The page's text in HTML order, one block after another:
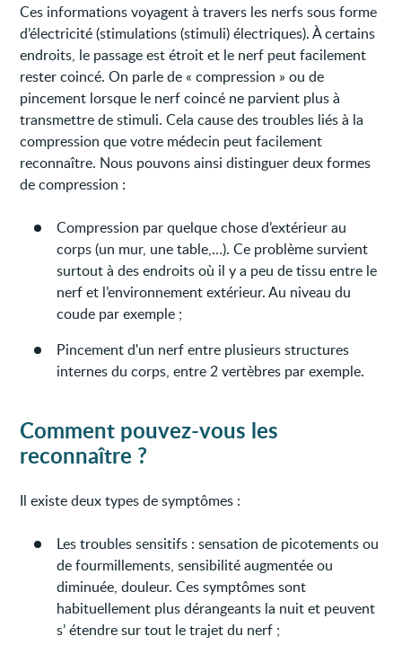
Ces informations voyagent à travers les nerfs sous forme
d’électricité (stimulations (stimuli) électriques). À certains
endroits, le passage est étroit et le nerf peut facilement
rester coincé. On parle de « compression » ou de
pincement lorsque le nerf coincé ne parvient plus à
transmettre de stimuli. Cela cause des troubles liés à la
compression que votre médecin peut facilement
reconnaître. Nous pouvons ainsi distinguer deux formes
de compression :
Compression par quelque chose d’extérieur au
corps (un mur, une table,…). Ce problème survient
surtout à des endroits où il y a peu de tissu entre le
nerf et l’environnement extérieur. Au niveau du
coude par exemple ;
Pincement d'un nerf entre plusieurs structures
internes du corps, entre 2 vertèbres par exemple.
Comment pouvez-vous les
reconnaître ?
Il existe deux types de symptômes :
Les troubles sensitifs : sensation de picotements ou
de fourmillements, sensibilité augmentée ou
diminuée, douleur. Ces symptômes sont
habituellement plus dérangeants la nuit et peuvent
s’ étendre sur tout le trajet du nerf ;